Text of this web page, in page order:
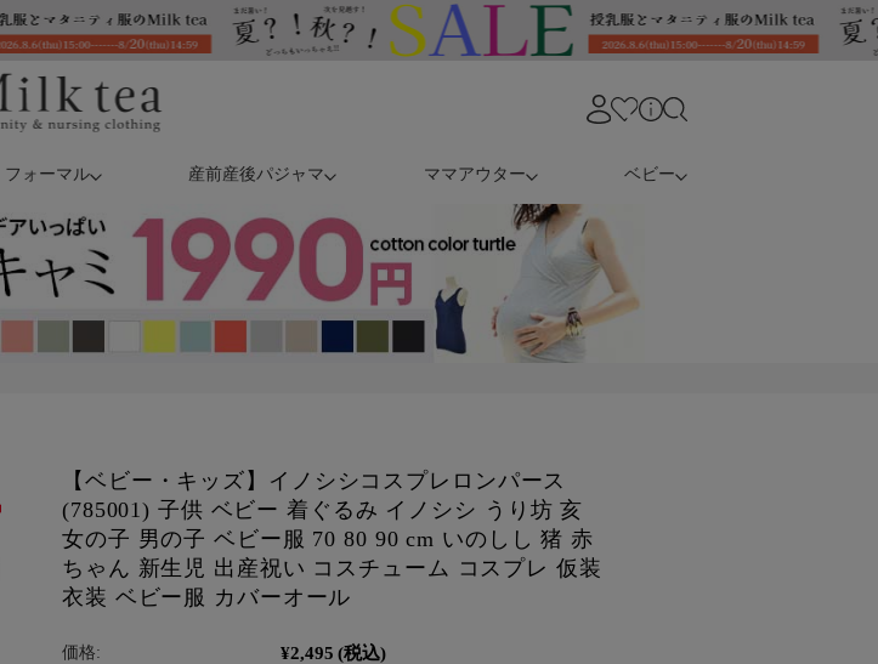
フォーマル 産前産後パジャマ ママアウター ベビー
【ベビー・キッズ】イノシシコスプレロンパース
(785001) 子供 ベビー 着ぐるみ イノシシ うり坊 亥
女の子 男の子 ベビー服 70 80 90 cm いのしし 猪 赤
ちゃん 新生児 出産祝い コスチューム コスプレ 仮装
衣装 ベビー服 カバーオール
価格: ¥2,495 (税込)